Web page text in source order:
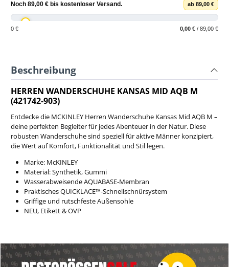
Noch 89,00 € bis kostenloser Versand. ab 89,00 €
0 € 0,00 € / 89,00 €
Beschreibung
HERREN WANDERSCHUHE KANSAS MID AQB M
(421742-903)
Entdecke die MCKINLEY Herren Wanderschuhe Kansas Mid AQB M –
deine perfekten Begleiter für jedes Abenteuer in der Natur. Diese
robusten Wanderschuhe sind speziell für aktive Männer konzipiert,
die Wert auf Komfort, Funktionalität und Stil legen.
Marke: McKINLEY
Material: Synthetik, Gummi
Wasserabweisende AQUABASE-Membran
Praktisches QUICKLACE™-Schnellschnürsystem
Griffige und rutschfeste Außensohle
NEU, Etikett & OVP